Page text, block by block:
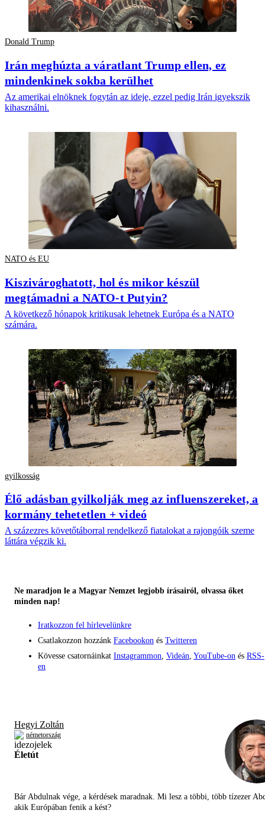
Donald Trump
Irán meghúzta a váratlant Trump ellen, ez
mindenkinek sokba kerülhet
Az amerikai elnöknek fogytán az ideje, ezzel pedig Irán igyekszik
kihasználni.
NATO és EU
Kiszivároghatott, hol és mikor készül
megtámadni a NATO-t Putyin?
A következő hónapok kritikusak lehetnek Európa és a NATO
számára.
gyilkosság
Élő adásban gyilkolják meg az influenszereket, a
kormány tehetetlen + videó
A százezres követőtáborral rendelkező fiatalokat a rajongóik szeme
láttára végzik ki.
Ne maradjon le a Magyar Nemzet legjobb írásairól, olvassa őket
minden nap!
Iratkozzon fel hírlevelünkre
Csatlakozzon hozzánk Facebookon és Twitteren
Kövesse csatornáinkat Instagrammon, Videán, YouTube-on és RSS-
en
Hegyi Zoltán
németország
Életút
Bár Abdulnak vége, a kérdések maradnak. Mi lesz a többi, több tízezer
akik Európában fenik a kést?